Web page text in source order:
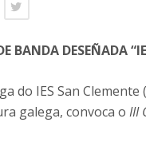
BANDA DESEÑADA
do IES San Clemente (
galega, convoca o III